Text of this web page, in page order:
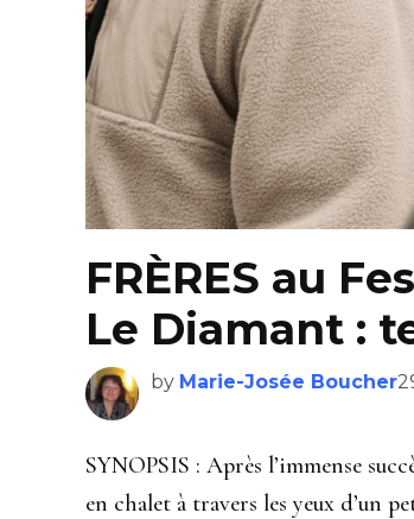
FRÈRES au
Le Diamant :
by Marie-Josée Boucher
SYNOPSIS : Après l’immense
en chalet à travers les yeux d’un